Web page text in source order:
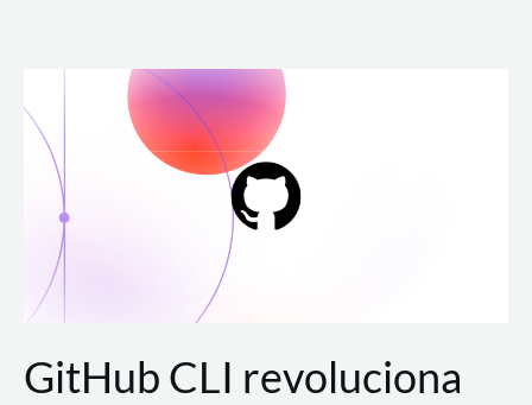
para
conteúdo
GitHub CLI revoluciona